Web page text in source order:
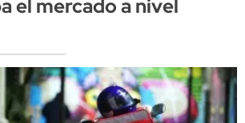
el mercado a nivel